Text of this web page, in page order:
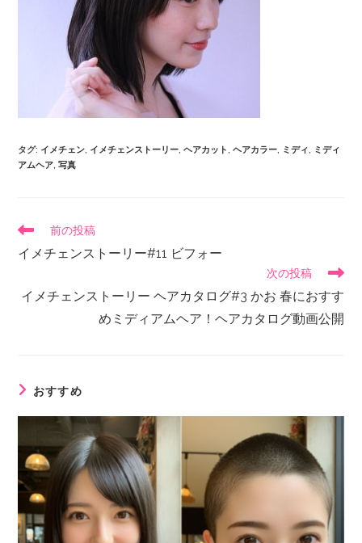
タグ: イメチェン, イメチェンストーリー, ヘアカット, ヘアカラー, ミディ, ミディ
アムヘア, 写真
前の投稿
イメチェンストーリー#11 ビフォー
次の投稿
イメチェンストーリー ヘアカタログ#3 かお 春におすす
めミディアムヘア！ヘアカタログ動画公開
おすすめ